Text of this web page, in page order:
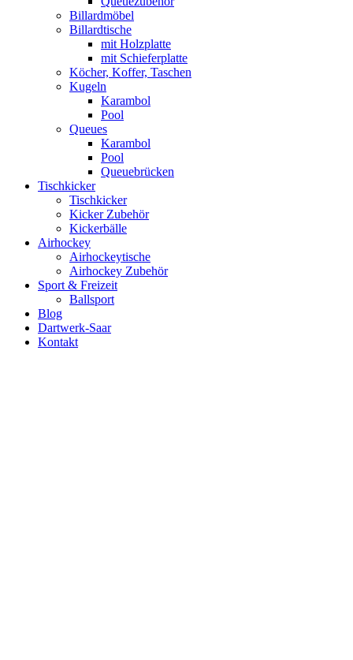
Billardmöbel
Billardtische
mit Holzplatte
mit Schieferplatte
Köcher, Koffer, Taschen
Kugeln
Karambol
Pool
Queues
Karambol
Pool
Queuebrücken
Tischkicker
Tischkicker
Kicker Zubehör
Kickerbälle
Airhockey
Airhockeytische
Airhockey Zubehör
Sport & Freizeit
Ballsport
Blog
Dartwerk-Saar
Kontakt